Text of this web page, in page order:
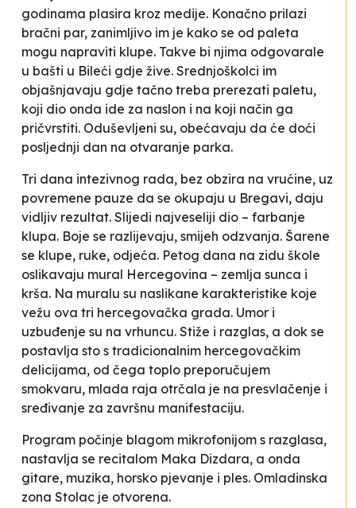
godinama plasira kroz medije. Konačno prilazi
bračni par, zanimljivo im je kako se od paleta
mogu napraviti klupe. Takve bi njima odgovarale
u bašti u Bileći gdje žive. Srednjoškolci im
objašnjavaju gdje tačno treba prerezati paletu,
koji dio onda ide za naslon i na koji način ga
pričvrstiti. Oduševljeni su, obećavaju da će doći
posljednji dan na otvaranje parka.
Tri dana intezivnog rada, bez obzira na vrućine, uz
povremene pauze da se okupaju u Bregavi, daju
vidljiv rezultat. Slijedi najveseliji dio – farbanje
klupa. Boje se razlijevaju, smijeh odzvanja. Šarene
se klupe, ruke, odjeća. Petog dana na zidu škole
oslikavaju mural Hercegovina – zemlja sunca i
krša. Na muralu su naslikane karakteristike koje
vežu ova tri hercegovačka grada. Umor i
uzbuđenje su na vrhuncu. Stiže i razglas, a dok se
postavlja sto s tradicionalnim hercegovačkim
delicijama, od čega toplo preporučujem
smokvaru, mlada raja otrčala je na presvlačenje i
sređivanje za završnu manifestaciju.
Program počinje blagom mikrofonijom s razglasa,
nastavlja se recitalom Maka Dizdara, a onda
gitare, muzika, horsko pjevanje i ples. Omladinska
zona Stolac je otvorena.